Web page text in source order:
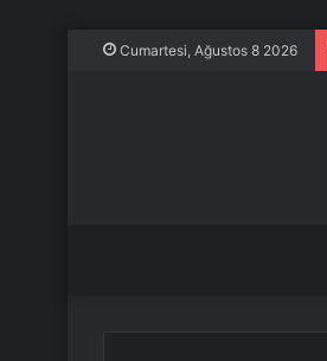
Cumartesi, Ağustos 8 2026